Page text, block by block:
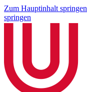
Zum Hauptinhalt springen
springen